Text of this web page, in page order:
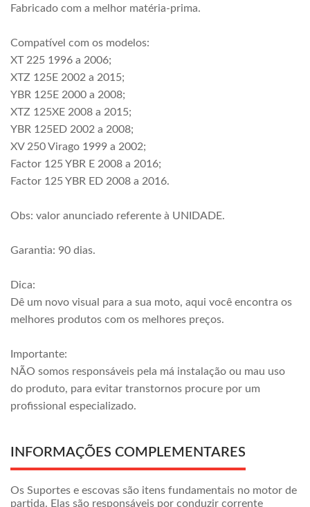
Fabricado com a melhor matéria-prima.
Compatível com os modelos:
XT 225 1996 a 2006;
XTZ 125E 2002 a 2015;
YBR 125E 2000 a 2008;
XTZ 125XE 2008 a 2015;
YBR 125ED 2002 a 2008;
XV 250 Virago 1999 a 2002;
Factor 125 YBR E 2008 a 2016;
Factor 125 YBR ED 2008 a 2016.
Obs: valor anunciado referente à UNIDADE.
Garantia: 90 dias.
Dica:
Dê um novo visual para a sua moto, aqui você encontra os
melhores produtos com os melhores preços.
Importante:
NÃO somos responsáveis pela má instalação ou mau uso
do produto, para evitar transtornos procure por um
profissional especializado.
INFORMAÇÕES COMPLEMENTARES
Os Suportes e escovas são itens fundamentais no motor de
partida. Elas são responsáveis por conduzir corrente